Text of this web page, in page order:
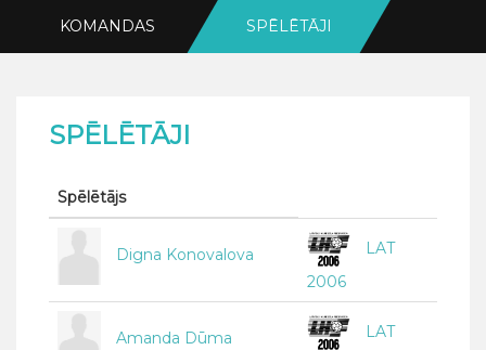
KOMANDAS SPĒLĒTĀJI
SPĒLĒTĀJI
Spēlētājs
Digna Konovalova
LAT
2006
Amanda Dūma
LAT